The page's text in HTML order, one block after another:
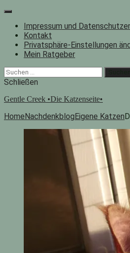
Zum
springenImpressum und
Kontakt
Privatsphäre-Einstellungen
Mein Ratgeber
Facebook
Instagram
"Suche"-
Button
Suchen
nach:
Schließen
Gentle Creek •Die Katzenseite•
HomeNachdenkblogEigene Katzen